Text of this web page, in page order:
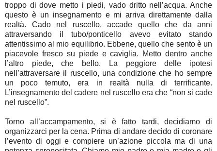
troppo di dove metto i piedi, vado dritto nell’acqua. Anche
questo è un insegnamento e mi arriva direttamente dalla
realtà. Cado nel ruscello, accade quello che da anni
attraversando il tubo/ponticello avevo evitato stando
attentissimo al mio equilibrio. Ebbene, quello che sento è un
piacevole fresco su piede e caviglia. Metto dentro anche
l’altro piede, che bello. La peggiore delle ipotesi
nell’attraversare il ruscello, una condizione che ho sempre
un poco temuto, era in realtà nulla di terrificante.
L’insegnamento del cadere nel ruscello era che “non si cade
nel ruscello”.
Torno all’accampamento, si è fatto tardi, decidiamo di
organizzarci per la cena. Prima di andare decido di coronare
l’evento di oggi e compiere un’azione piccola ma di una